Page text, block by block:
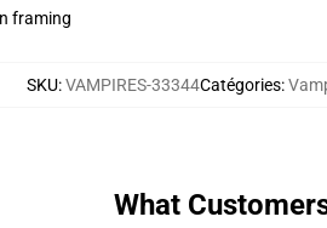
framing
SKU:VAMPIRES-33344Catégories:
What